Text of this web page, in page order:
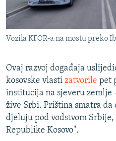
Vozila KFOR-a na mostu preko
Ovaj razvoj događaja
kosovske vlasti zatvorile pet
institucija na sjeveru
žive Srbi. Priština smatra
djeluju pod vodstvom Srbije,
Republike Kosovo".